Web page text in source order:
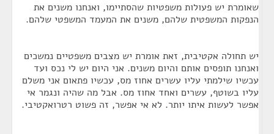
שאומרת יש פעולות משפטיות שהסתיימו, ואנחנו משנים את
הנפקות המשפטית שלהם, משנים את המעמד המשפטי שלהם.
יש תחולה אקטיבית, זאת אומרת יש מצבים משפטיים נמשכים
ואנחנו תופסים אותם והיום משנים. אני היום יש לי נכס ועד
עכשיו שילמתי עליו עשרים אחוז מס, עכשיו פתאום אני משלם
עליו בשוטף, עשרים ואחד אחוז מס. אבל מה שהיה ונגמר אי
אפשר לעשות איתו יותר. לא אי אפשר, זה פשוט רטרואקטיבי.